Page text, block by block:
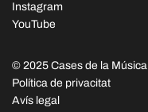
Instagram
YouTube
© 2025 Cases de la Música
Política de privacitat
Avís legal